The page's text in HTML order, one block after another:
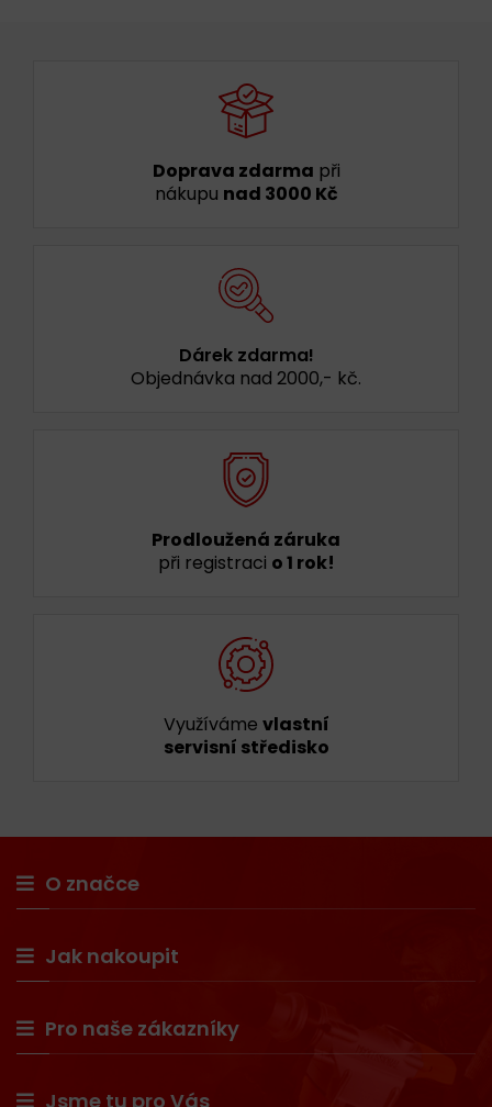
Doprava zdarma při
nákupu nad 3000 Kč
Dárek zdarma!
Objednávka nad 2000,- kč.
Prodloužená záruka
při registraci o 1 rok!
Využíváme vlastní
servisní středisko
O značce
Jak nakoupit
Pro naše zákazníky
Jsme tu pro Vás